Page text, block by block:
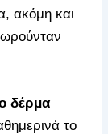
ακόμη και
δέρμα
το